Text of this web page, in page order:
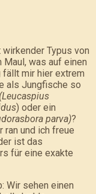
Typus von
was auf einen
fällt mir hier extrem
als Jungfische so
(Leucaspius
) oder ein
parva)?
ran und ich freue
ist das
für eine exakte
Wir sehen einen